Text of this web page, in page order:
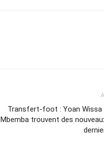
Transfert-foot : Yoan Wissa
Mbemba trouvent des